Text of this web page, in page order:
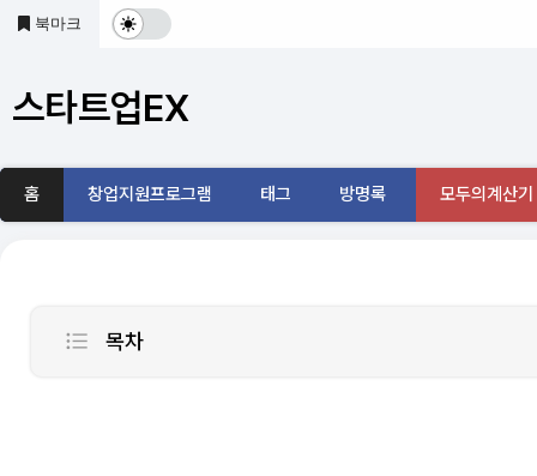
본문 바로가기
북마크 다
및
기
스타트업EX
홈 창업지원프로그램 태그 방명록 모두의계산기
목차